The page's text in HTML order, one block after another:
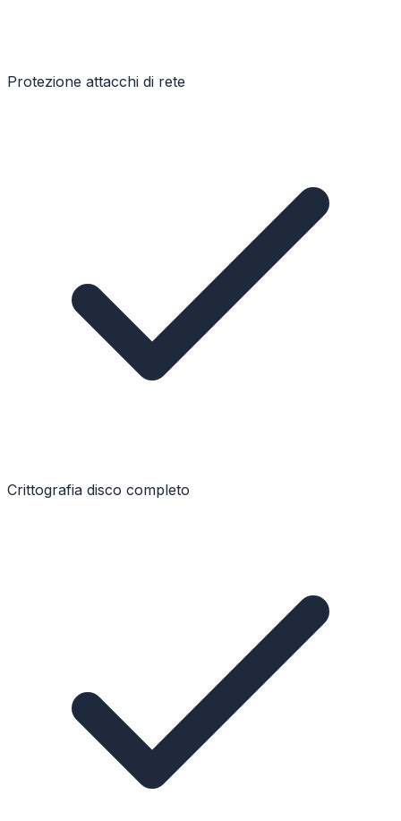
Protezione attacchi di rete
Crittografia disco completo